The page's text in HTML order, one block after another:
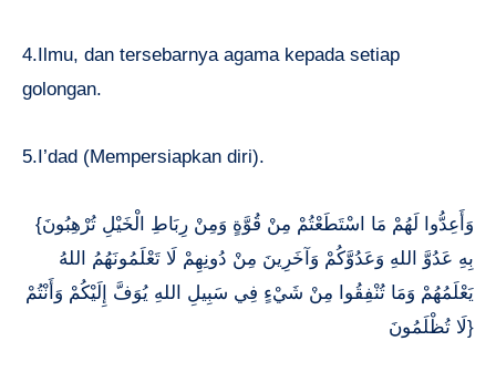
4.Ilmu, dan tersebarnya agama kepada setiap
golongan.
5.I’dad (Mempersiapkan diri).
{وَأَعِدُّوا لَهُمْ مَا اسْتَطَعْتُمْ مِنْ قُوَّةٍ وَمِنْ رِبَاطِ الْخَيْلِ تُرْهِبُونَ
بِهِ عَدُوَّ اللهِ وَعَدُوَّكُمْ وَآخَرِينَ مِنْ دُونِهِمْ لَا تَعْلَمُونَهُمُ اللهُ
يَعْلَمُهُمْ وَمَا تُنْفِقُوا مِنْ شَيْءٍ فِي سَبِيلِ اللهِ يُوَفَّ إِلَيْكُمْ وَأَنْتُمْ
لَا تُظْلَمُونَ}